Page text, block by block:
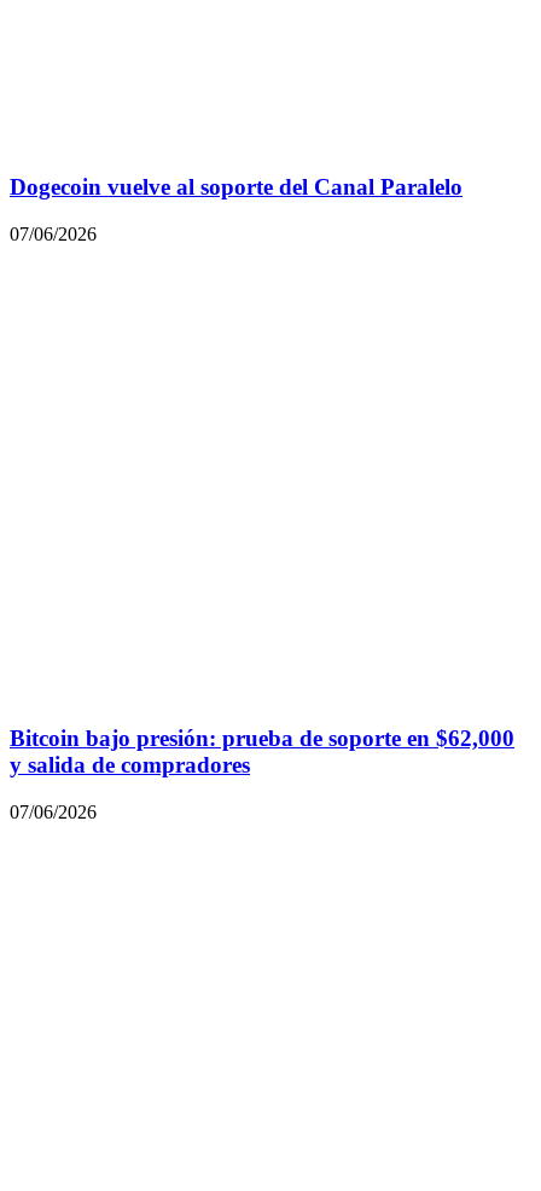
Dogecoin vuelve al soporte del Canal Paralelo
07/06/2026
Bitcoin bajo presión: prueba de soporte en $62,000
y salida de compradores
07/06/2026